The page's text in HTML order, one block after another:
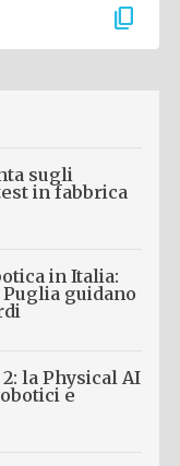
content_copy
sugli
in fabbrica
in Italia:
guidano
la Physical AI
e